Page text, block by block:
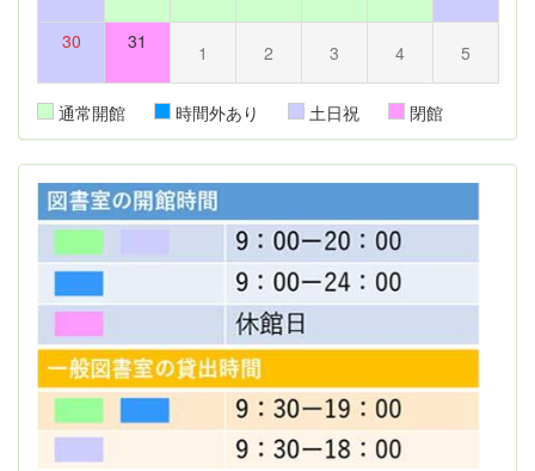
30 31 1 2 3 4 5
通常開館 時間外あり 土日祝 閉館